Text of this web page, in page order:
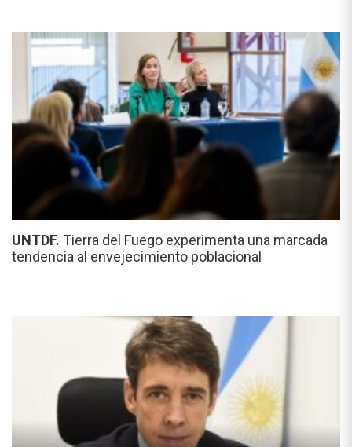
UNTDF. Tierra del Fuego experimenta una marcada
tendencia al envejecimiento poblacional